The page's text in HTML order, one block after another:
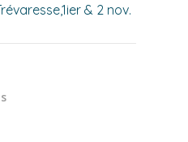
& 2 nov.